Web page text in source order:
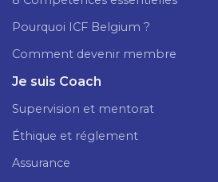
Pourquoi ICF Belgium ?
Comment devenir membre
Je suis Coach
Supervision et mentorat
Éthique et réglement
Assurance